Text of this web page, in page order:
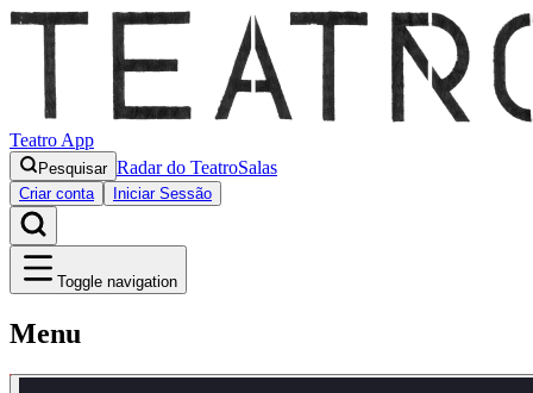
Teatro App
Pesquisar Radar do TeatroSalas
Criar conta Iniciar Sessão
Toggle navigation
Menu